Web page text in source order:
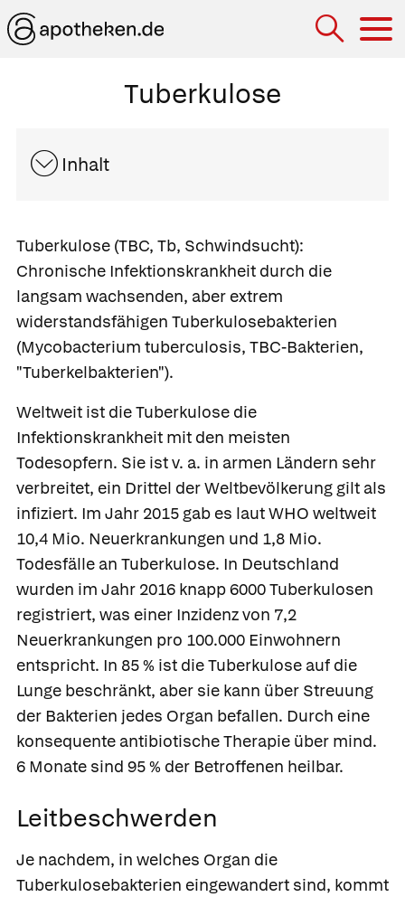
Tuberkulose
Inhalt
Tuberkulose (TBC, Tb, Schwindsucht):
Chronische Infektionskrankheit durch die
langsam wachsenden, aber extrem
widerstandsfähigen Tuberkulosebakterien
(Mycobacterium tuberculosis, TBC-Bakterien,
"Tuberkelbakterien").
Weltweit ist die Tuberkulose die
Infektionskrankheit mit den meisten
Todesopfern. Sie ist v. a. in armen Ländern sehr
verbreitet, ein Drittel der Weltbevölkerung gilt als
infiziert. Im Jahr 2015 gab es laut WHO weltweit
10,4 Mio. Neuerkrankungen und 1,8 Mio.
Todesfälle an Tuberkulose. In Deutschland
wurden im Jahr 2016 knapp 6000 Tuberkulosen
registriert, was einer Inzidenz von 7,2
Neuerkrankungen pro 100.000 Einwohnern
entspricht. In 85 % ist die Tuberkulose auf die
Lunge beschränkt, aber sie kann über Streuung
der Bakterien jedes Organ befallen. Durch eine
konsequente antibiotische Therapie über mind.
6 Monate sind 95 % der Betroffenen heilbar.
Leitbeschwerden
Je nachdem, in welches Organ die
Tuberkulosebakterien eingewandert sind, kommt